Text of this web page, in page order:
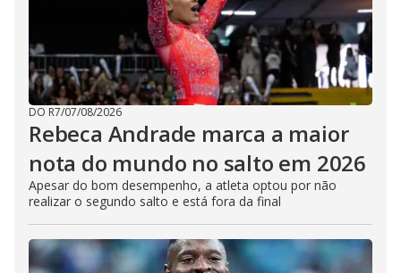
DO R7/07/08/2026
Rebeca Andrade marca a maior
nota do mundo no salto em 2026
Apesar do bom desempenho, a atleta optou por não
realizar o segundo salto e está fora da final